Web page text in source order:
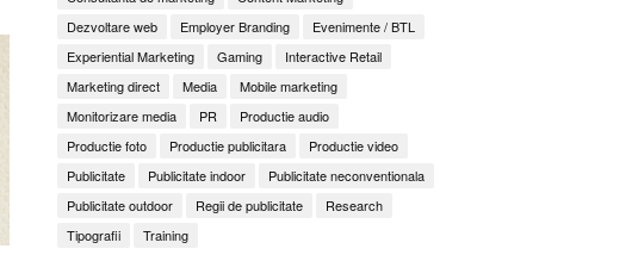
Dezvoltare web
Employer Branding
Evenimente / BTL
Experiential Marketing
Gaming
Interactive Retail
Marketing direct
Media
Mobile marketing
Monitorizare media
PR
Productie audio
Productie foto
Productie publicitara
Productie video
Publicitate
Publicitate indoor
Publicitate neconventionala
Publicitate outdoor
Regii de publicitate
Research
Tipografii
Training